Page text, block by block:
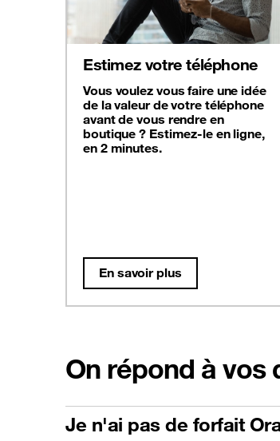
Estimez votre téléphone
Vous voulez vous faire une idée
de la valeur de votre téléphone
avant de vous rendre en
boutique ? Estimez-le en ligne,
en 2 minutes.
En savoir plus
On répond à vos
Je n'ai pas de forfait